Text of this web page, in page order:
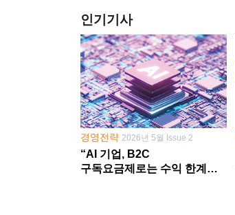
인기기사
경영전략 2026년 5월 Issue 2
“AI 기업, B2C
구독요금제로는 수익 한계